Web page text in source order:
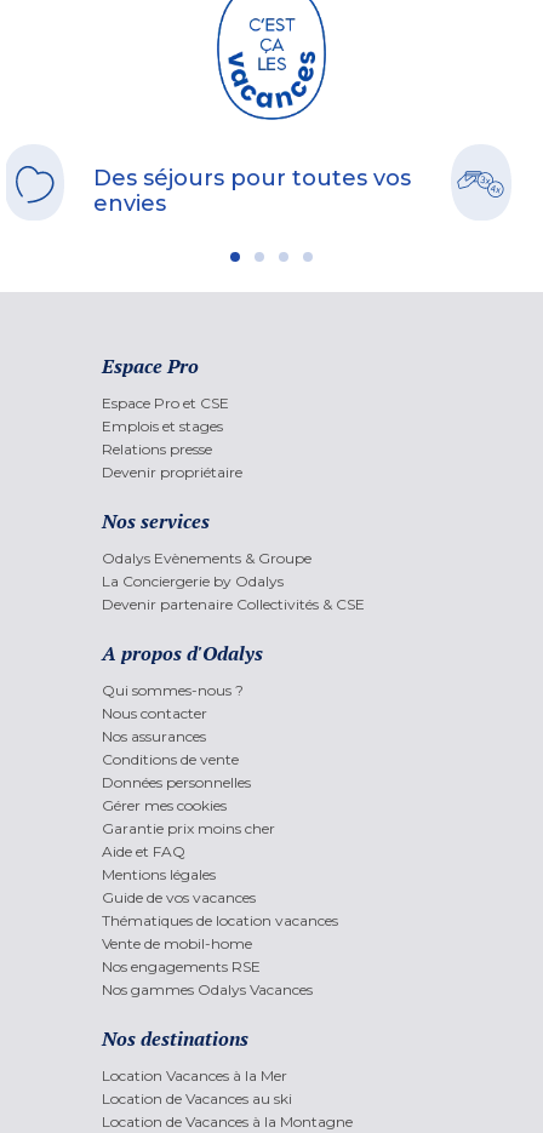
Des séjours pour toutes vos
envies
Espace Pro
Espace Pro et CSE
Emplois et stages
Relations presse
Devenir propriétaire
Nos services
Odalys Evènements & Groupe
La Conciergerie by Odalys
Devenir partenaire Collectivités & CSE
A propos d'Odalys
Qui sommes-nous ?
Nous contacter
Nos assurances
Conditions de vente
Données personnelles
Gérer mes cookies
Garantie prix moins cher
Aide et FAQ
Mentions légales
Guide de vos vacances
Thématiques de location vacances
Vente de mobil-home
Nos engagements RSE
Nos gammes Odalys Vacances
Nos destinations
Location Vacances à la Mer
Location de Vacances au ski
Location de Vacances à la Montagne